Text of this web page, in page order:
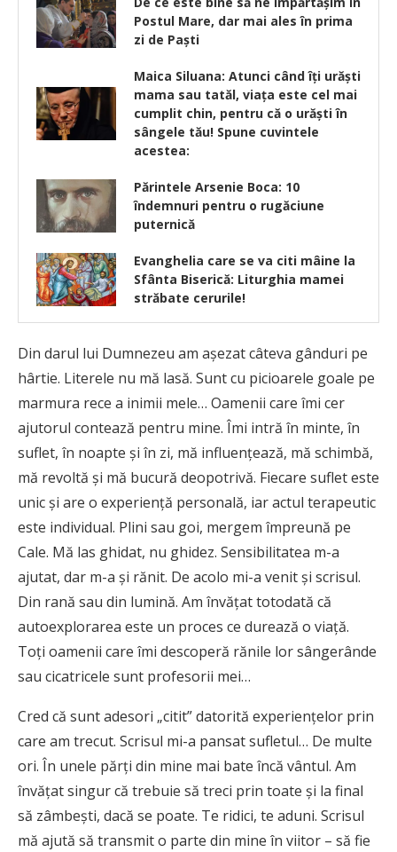
Postul Mare, dar mai ales în prima
zi de Paști
Maica Siluana: Atunci când îţi urăşti
mama sau tatăl, viaţa este cel mai
cumplit chin, pentru că o urăşti în
sângele tău! Spune cuvintele
acestea:
Părintele Arsenie Boca: 10
îndemnuri pentru o rugăciune
puternică
Evanghelia care se va citi mâine la
Sfânta Biserică: Liturghia mamei
străbate cerurile!
Din darul lui Dumnezeu am așezat câteva gânduri pe
hârtie. Literele nu mă lasă. Sunt cu picioarele goale pe
marmura rece a inimii mele… Oamenii care îmi cer
ajutorul contează pentru mine. Îmi intră în minte, în
suflet, în noapte și în zi, mă influențează, mă schimbă,
mă revoltă și mă bucură deopotrivă. Fiecare suflet este
unic și are o experiență personală, iar actul terapeutic
este individual. Plini sau goi, mergem împreună pe
Cale. Mă las ghidat, nu ghidez. Sensibilitatea m-a
ajutat, dar m-a și rănit. De acolo mi-a venit și scrisul.
Din rană sau din lumină. Am învățat totodată că
autoexplorarea este un proces ce durează o viață.
Toți oamenii care îmi descoperă rănile lor sângerânde
sau cicatricele sunt profesorii mei…
Cred că sunt adesori „citit” datorită experiențelor prin
care am trecut. Scrisul mi-a pansat sufletul… De multe
ori. În unele părți din mine mai bate încă vântul. Am
învățat singur că trebuie să treci prin toate și la final
să zâmbești, dacă se poate. Te ridici, te aduni. Scrisul
mă ajută să transmit o parte din mine în viitor – să fie